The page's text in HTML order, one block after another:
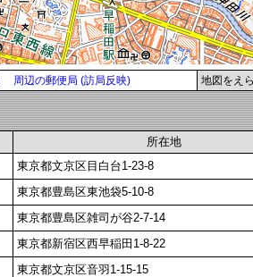
周辺の郵便局 (訪局反映) 地図をえ
所在地
東京都文京区目白台1-23-8
東京都豊島区東池袋5-10-8
東京都豊島区雑司が谷2-7-14
東京都新宿区西早稲田1-8-22
東京都文京区音羽1-15-15